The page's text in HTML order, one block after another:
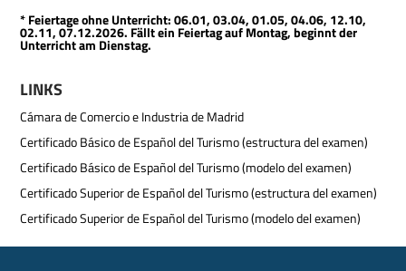
* Feiertage ohne Unterricht: 06.01, 03.04, 01.05, 04.06, 12.10,
02.11, 07.12.2026. Fällt ein Feiertag auf Montag, beginnt der
Unterricht am Dienstag.
LINKS
Cámara de Comercio e Industria de Madrid
Certificado Básico de Español del Turismo (estructura del examen)
Certificado Básico de Español del Turismo (modelo del examen)
Certificado Superior de Español del Turismo (estructura del examen)
Certificado Superior de Español del Turismo (modelo del examen)